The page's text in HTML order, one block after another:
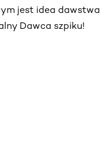
jest idea dawstwa
Dawca szpiku!